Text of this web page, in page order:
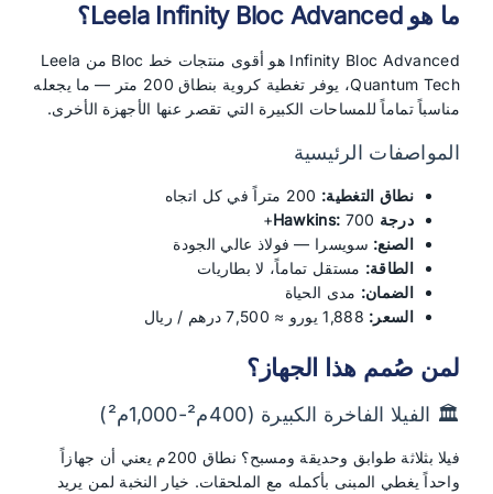
ما هو Leela Infinity Bloc Advanced؟
Infinity Bloc Advanced هو أقوى منتجات خط Bloc من Leela
Quantum Tech، يوفر تغطية كروية بنطاق 200 متر — ما يجعله
مناسباً تماماً للمساحات الكبيرة التي تقصر عنها الأجهزة الأخرى.
المواصفات الرئيسية
نطاق التغطية:
درجة Hawkins: 700+
الصنع: سويسرا — فولاذ عالي الجودة
الطاقة: مستقل تماماً، لا بطاريات
الضمان: مدى الحياة
السعر:
لمن صُمم هذا الجهاز؟
🏛 الفيلا الفاخرة الكبيرة (400م²-1,000م²)
فيلا بثلاثة طوابق وحديقة ومسبح؟ نطاق 200م يعني أن جهازاً
واحداً يغطي المبنى بأكمله مع الملحقات. خيار النخبة لمن يريد